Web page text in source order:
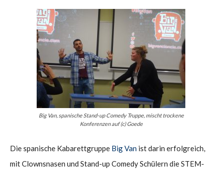
Big Van, spanische Stand-up Comedy Truppe, mischt trockene
Konferenzen auf (c) Goede
Die spanische Kabarettgruppe Big Van ist darin erfolgreich,
mit Clownsnasen und Stand-up Comedy Schülern die STEM-